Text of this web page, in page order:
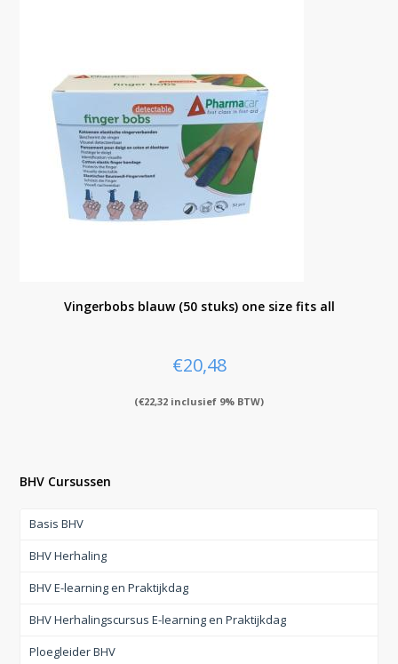
Vingerbobs blauw (50 stuks) one size fits all
€20,48
(€22,32 inclusief 9% BTW)
BHV Cursussen
Basis BHV
BHV Herhaling
BHV E-learning en Praktijkdag
BHV Herhalingscursus E-learning en Praktijkdag
Ploegleider BHV